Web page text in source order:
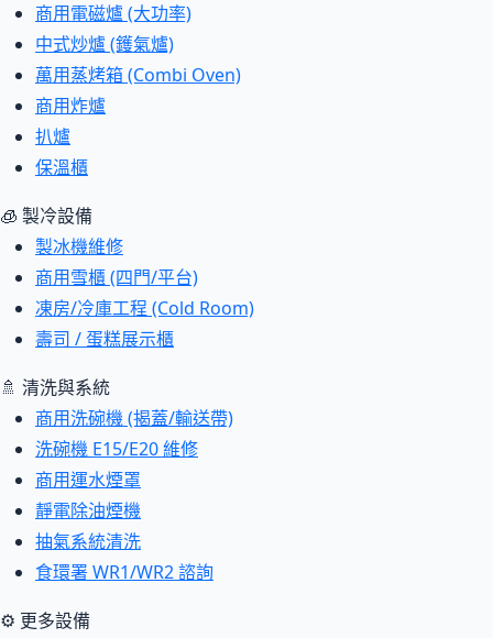
商用電磁爐 (大功率)
中式炒爐 (鑊氣爐)
萬用蒸烤箱 (Combi Oven)
商用炸爐
扒爐
保溫櫃
🧊 製冷設備
製冰機維修
商用雪櫃 (四門/平台)
凍房/冷庫工程 (Cold Room)
壽司 / 蛋糕展示櫃
🚿 清洗與系統
商用洗碗機 (揭蓋/輸送帶)
洗碗機 E15/E20 維修
商用運水煙罩
靜電除油煙機
抽氣系統清洗
食環署 WR1/WR2 諮詢
⚙ 更多設備